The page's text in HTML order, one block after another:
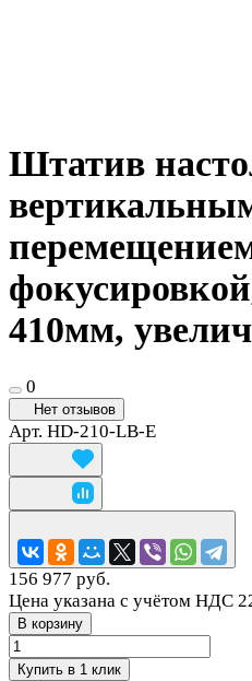
Штатив
410мм,
0
Нет отзывов
Арт. HD-210-LB-E
156 977 руб.
Цена указана с учётом НДС
В корзину
Купить в 1 клик